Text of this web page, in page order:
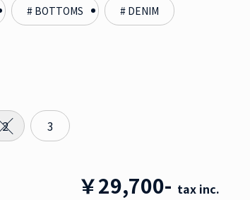
# BOTTOMS # DENIM
2 3
￥29,700- tax inc.